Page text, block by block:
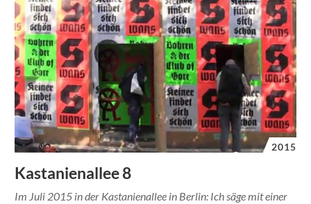
2015
Kastanienallee 8
Im Juli 2015 in der Kastanienallee in Berlin: Ich säge mit einer